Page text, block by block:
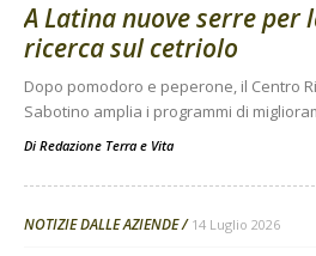
A Latina nuove serre per
ricerca sul cetriolo
Dopo pomodoro e peperone, il Centro
Sabotino amplia i programmi di
Di Redazione Terra e Vita
NOTIZIE DALLE AZIENDE 14 Luglio 2026